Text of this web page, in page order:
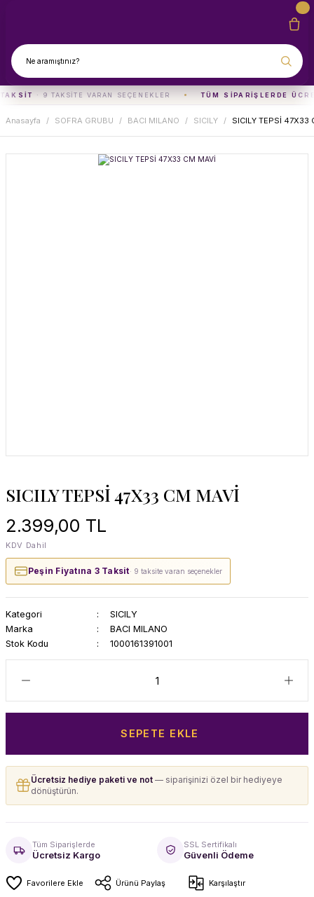
· 9 TAKSITE VARAN SEÇENEKLER TÜM SIPARIŞLERDE
Anasayfa SOFRA GRUBU BACI MILANO SICILY SICILY TEPSİ 47X33
SICILY TEPSİ 47X33 CM MAVİ
2.399,00 TL
KDV Dahil
Peşin Fiyatına 3 Taksit· 9 taksite varan seçenekler
Kategori
SICILY
Marka
BACI MILANO
Stok Kodu
1000161391001
SEPETE EKLE
Ücretsiz hediye paketi ve not — siparişinizi özel bir hediyeye
dönüştürün.
Tüm Siparişlerde
Ücretsiz Kargo
SSL Sertifikalı
Güvenli Ödeme
Ürünü Paylaş Karşılaştır